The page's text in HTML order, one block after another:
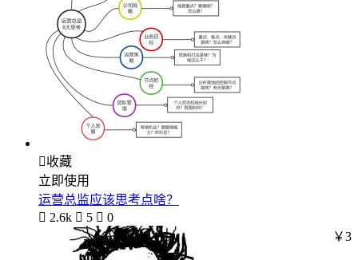
收藏
立即使用
运营总监应该思考点啥？
 2.6k  5  0
￥3